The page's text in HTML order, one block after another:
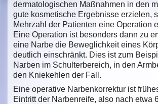
dermatologischen Maßnahmen in den
gute kosmetische Ergebnisse erzielen,
Mehrzahl der Patienten eine Operation
Eine Operation ist besonders dann zu
eine Narbe die Beweglichkeit eines
deutlich einschränkt. Dies ist zum
Narben im Schulterbereich, in den
den Kniekehlen der Fall.
Eine operative Narbenkorrektur ist
Eintritt der Narbenreife, also nach etwa